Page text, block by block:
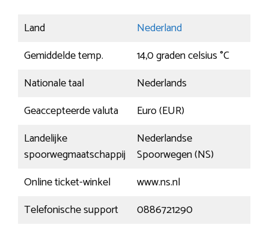
Land
Nederland
Gemiddelde temp.
14,0 graden celsius °C
Nationale taal
Nederlands
Geaccepteerde valuta
Euro (EUR)
Landelijke
spoorwegmaatschappij
Nederlandse
Spoorwegen (NS)
Online ticket-winkel
www.ns.nl
Telefonische support
0886721290